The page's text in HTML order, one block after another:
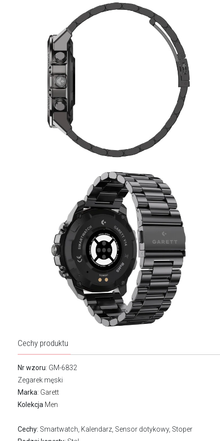
Cechy produktu
Nr wzoru: GM-6832
Zegarek męski
Marka: Garett
Kolekcja Men
Cechy: Smartwatch, Kalendarz, Sensor dotykowy, Stoper